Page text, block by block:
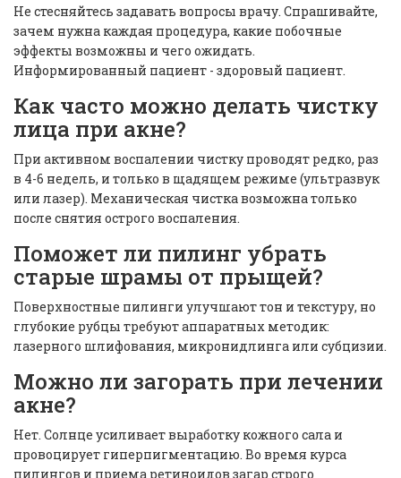
Не стесняйтесь задавать вопросы врачу. Спрашивайте,
зачем нужна каждая процедура, какие побочные
эффекты возможны и чего ожидать.
Информированный пациент - здоровый пациент.
Как часто можно делать чистку
лица при акне?
При активном воспалении чистку проводят редко, раз
в 4-6 недель, и только в щадящем режиме (ультразвук
или лазер). Механическая чистка возможна только
после снятия острого воспаления.
Поможет ли пилинг убрать
старые шрамы от прыщей?
Поверхностные пилинги улучшают тон и текстуру, но
глубокие рубцы требуют аппаратных методик:
лазерного шлифования, микронидлинга или субцизии.
Можно ли загорать при лечении
акне?
Нет. Солнце усиливает выработку кожного сала и
провоцирует гиперпигментацию. Во время курса
пилингов и приема ретиноидов загар строго